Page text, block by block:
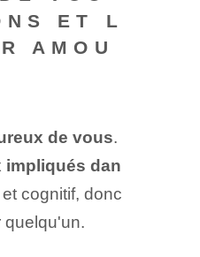
ET L
AMOU
de vous.
impliqués dan
cognitif, donc
quelqu'un.